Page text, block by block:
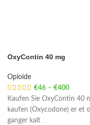
OxyContin 40 mg
Opioide
€46 – €400
Kaufen Sie OxyContin 40
kaufen (Oxycodone) er et
ganger kalt